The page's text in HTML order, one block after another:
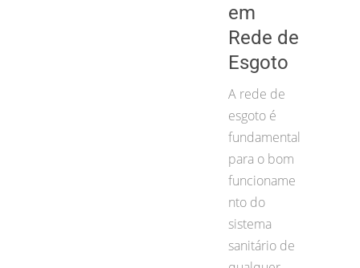
em
Rede de
Esgoto
A rede de
esgoto é
fundamental
para o bom
funcioname
nto do
sistema
sanitário de